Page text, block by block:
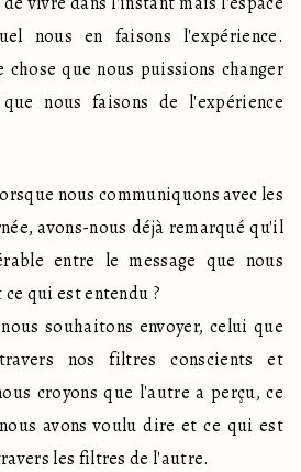
nous en faisons l'expérience.
que nous puissions changer
nous faisons de l'expérience
nous communiquons avec les
avons-nous déjà remarqué qu'il
entre le message que nous
qui est entendu ?
souhaitons envoyer, celui que
nos filtres conscients et
croyons que l'autre a perçu, ce
avons voulu dire et ce qui est
les filtres de l'autre.